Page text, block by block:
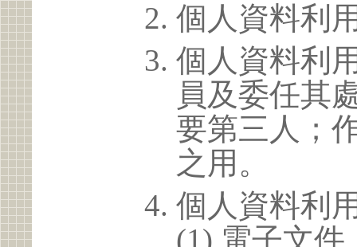
個人資料利
個人資料利
員及委任其
要第三人；
之用。
個人資料利
(1) 電子文